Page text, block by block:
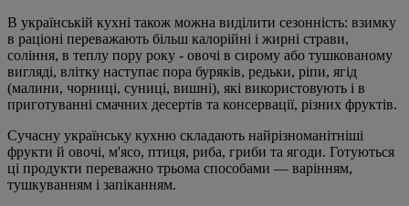
В українській кухні також можна виділити сезонність: взимку
в раціоні переважають більш калорійні і жирні страви,
соління, в теплу пору року - овочі в сирому або тушкованому
вигляді, влітку наступає пора буряків, редьки, ріпи, ягід
(малини, чорниці, суниці, вишні), які використовують і в
приготуванні смачних десертів та консервації, різних фруктів.
Сучасну українську кухню складають найрізноманітніші
фрукти й овочі, м'ясо, птиця, риба, гриби та ягоди. Готуються
ці продукти переважно трьома способами — варінням,
тушкуванням і запіканням.